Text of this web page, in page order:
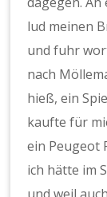
lud meinen
und fuhr
nach
hieß, ein
kaufte für
ein Peugeot
ich hätte im